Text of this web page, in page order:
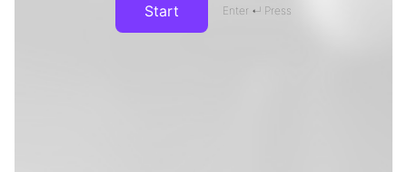
Start Enter ↵ Press